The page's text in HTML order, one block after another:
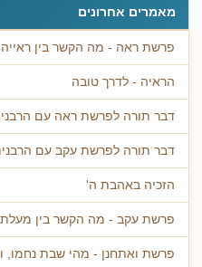
מאמרים אחרונים
פרשת ראה - מה הקשר בין
הראיה - לדרך טובה
דבר תורה לפרשת ראה עם
דבר תורה לפרשת עקב עם
הזכיה באהבת ה'
פרשת עקב - מה הקשר בין מעלת
פרשת ואתחנן - מהי שבת נחמו,